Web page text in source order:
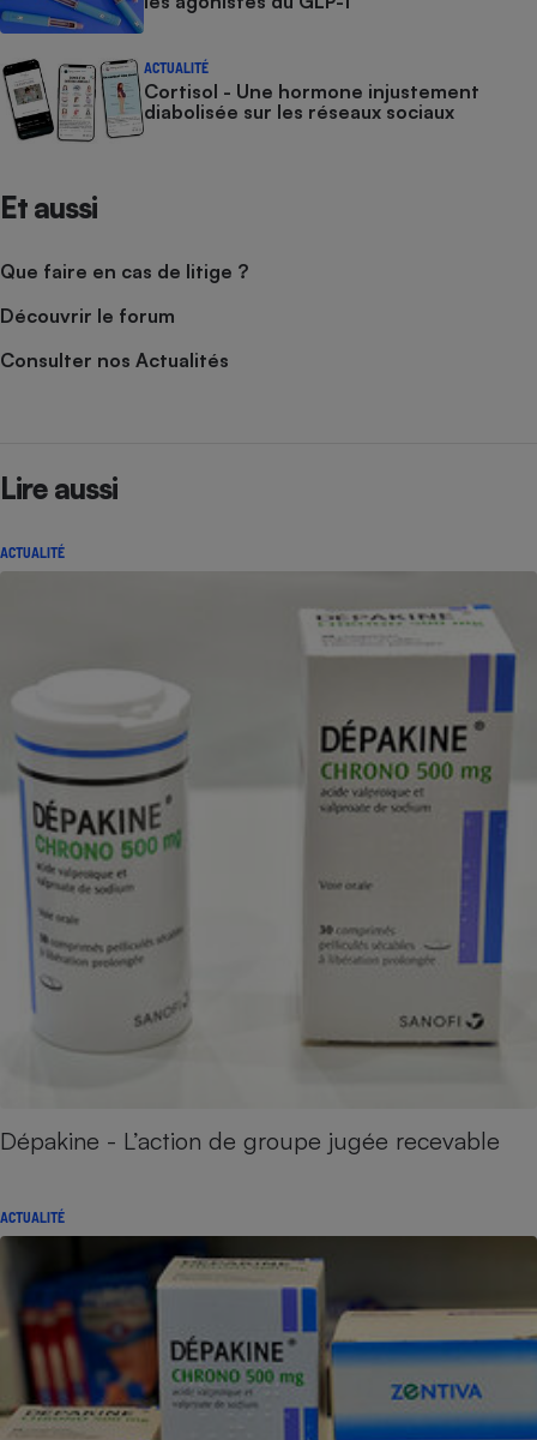
ACTUALITÉ
Cortisol - Une hormone injustement
diabolisée sur les réseaux sociaux
Et aussi
Que faire en cas de litige ?
Découvrir le forum
Consulter nos Actualités
Lire aussi
ACTUALITÉ
Dépakine - L’action de groupe jugée recevable
ACTUALITÉ